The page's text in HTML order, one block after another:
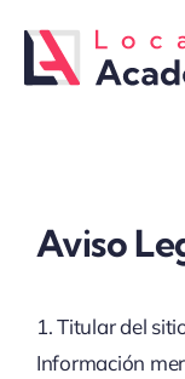
contenido
Aviso
1. Titular del
Información